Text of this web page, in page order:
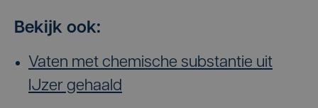
Bekijk ook:
Vaten met chemische substantie uit
IJzer gehaald